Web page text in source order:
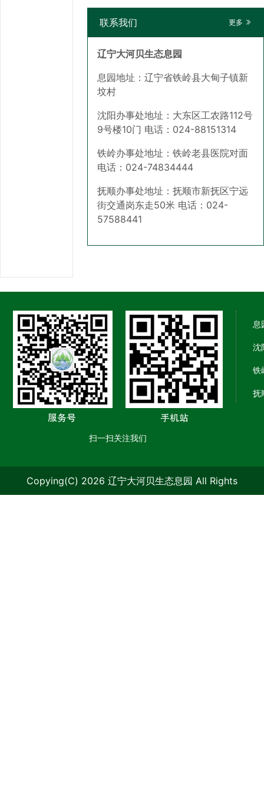
联系我们 更多
辽宁大河贝生态息园
息园地址：辽宁省铁岭县大甸子镇新
坟村
沈阳办事处地址：大东区工农路112号
9号楼10门 电话：024-88151314
铁岭办事处地址：铁岭老县医院对面
电话：024-74834444
抚顺办事处地址：抚顺市新抚区宁远
街交通岗东走50米 电话：024-
57588441
扫一扫关注我们
息
沈
铁
抚
Copying(C) 2026 辽宁大河贝生态息园 All Rights